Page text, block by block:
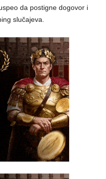
da postigne dogovor i
slučajeva.